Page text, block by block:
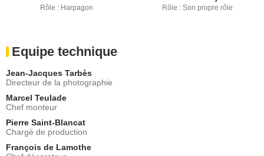
Rôle : Harpagon Rôle : Son propre rôle
Equipe technique
Jean-Jacques Tarbès
Directeur de la photographie
Marcel Teulade
Chef monteur
Pierre Saint-Blancat
Chargé de production
François de Lamothe